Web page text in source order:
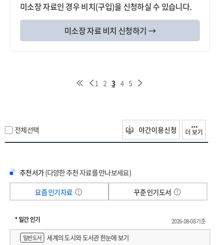
미소장 자료인 경우 비치(구입)을 신청하실 수 있습니다.
미소장 자료 비치 신청하기 →
1 2 3 4 5
전체선택 야간이용신청 더 보기
추천서가(다양한 추천 자료를 만나보세요)
요즘 인기자료
꾸준 인기도서
* 일간 인기
2026-08-08 기준
일반도서
세계의 도시와 도서관 한눈에 보기